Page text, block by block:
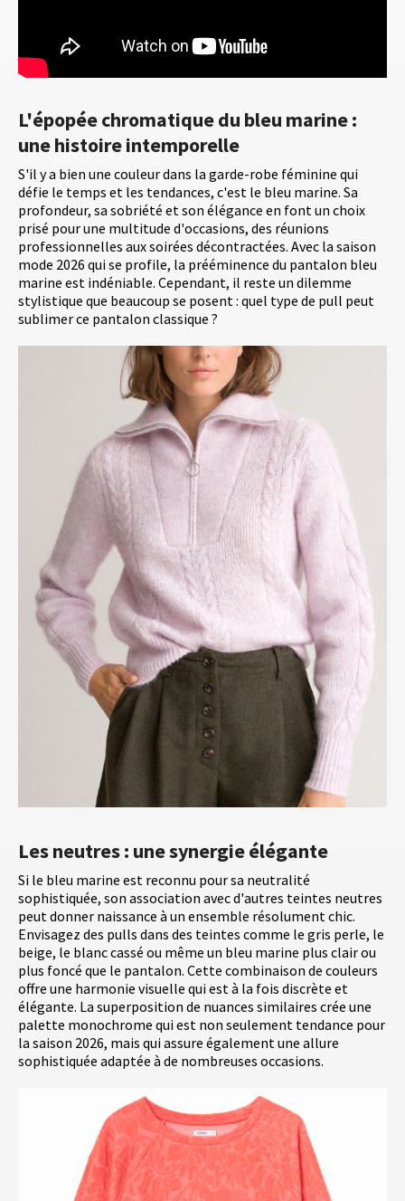
L'épopée chromatique du bleu marine :
une histoire intemporelle
S'il y a bien une couleur dans la garde-robe féminine qui
défie le temps et les tendances, c'est le bleu marine. Sa
profondeur, sa sobriété et son élégance en font un choix
prisé pour une multitude d'occasions, des réunions
professionnelles aux soirées décontractées. Avec la saison
mode 2026 qui se profile, la prééminence du pantalon bleu
marine est indéniable. Cependant, il reste un dilemme
stylistique que beaucoup se posent : quel type de pull peut
sublimer ce pantalon classique ?
Les neutres : une synergie élégante
Si le bleu marine est reconnu pour sa neutralité
sophistiquée, son association avec d'autres teintes neutres
peut donner naissance à un ensemble résolument chic.
Envisagez des pulls dans des teintes comme le gris perle, le
beige, le blanc cassé ou même un bleu marine plus clair ou
plus foncé que le pantalon. Cette combinaison de couleurs
offre une harmonie visuelle qui est à la fois discrète et
élégante. La superposition de nuances similaires crée une
palette monochrome qui est non seulement tendance pour
la saison 2026, mais qui assure également une allure
sophistiquée adaptée à de nombreuses occasions.